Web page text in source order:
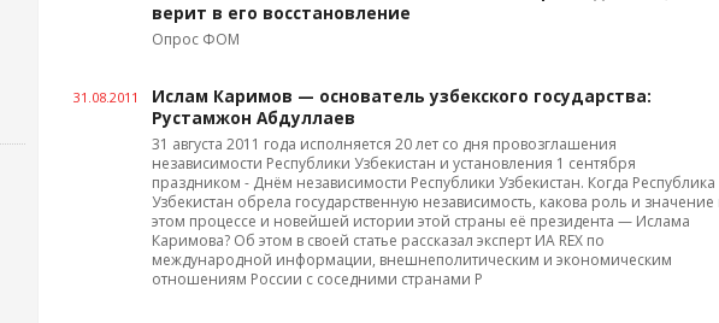
верит в его восстановление
Опрос ФОМ
31.08.2011
Ислам Каримов — основатель узбекского государства:
Рустамжон Абдуллаев
31 августа 2011 года исполняется 20 лет со дня провозглашения
независимости Республики Узбекистан и установления 1 сентября
праздником - Днём независимости Республики Узбекистан. Когда Республика
Узбекистан обрела государственную независимость, какова роль и значение
этом процессе и новейшей истории этой страны её президента — Ислама
Каримова? Об этом в своей статье рассказал эксперт ИА REX по
международной информации, внешнеполитическим и экономическим
отношениям России с соседними странами Р